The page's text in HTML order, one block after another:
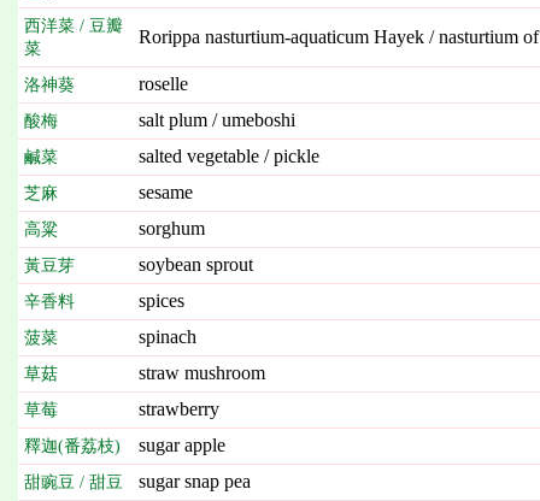
西洋菜 / 豆瓣
菜
Rorippa nasturtium-aquaticum Hayek / nasturtium of
洛神葵 roselle
酸梅 salt plum / umeboshi
鹹菜 salted vegetable / pickle
芝麻 sesame
高粱 sorghum
黃豆芽 soybean sprout
辛香料 spices
菠菜 spinach
草菇 straw mushroom
草莓 strawberry
釋迦(番荔枝) sugar apple
甜豌豆 / 甜豆 sugar snap pea